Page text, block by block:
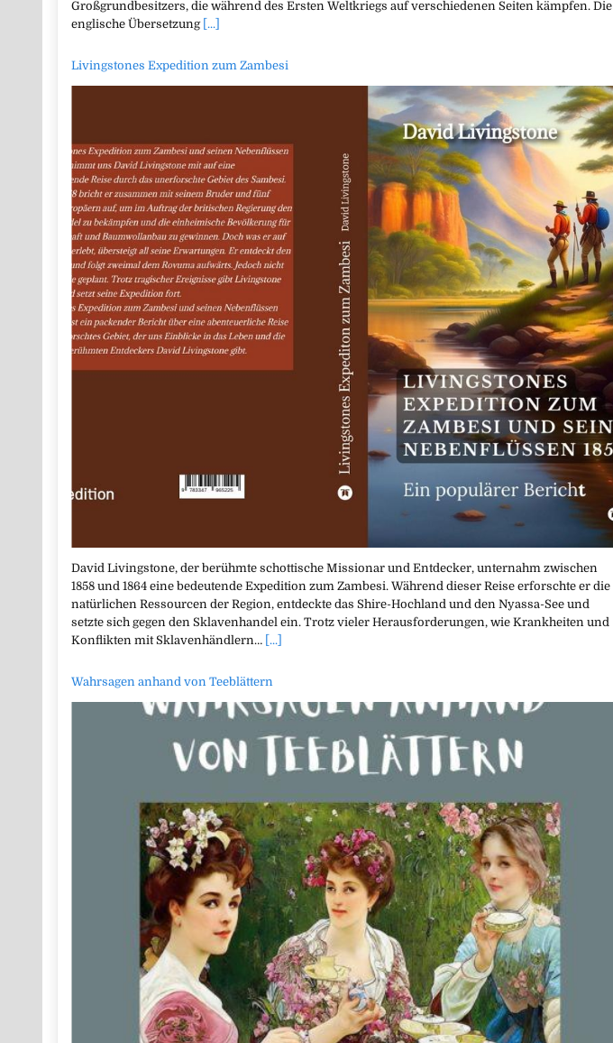
Großgrundbesitzers, die während des Ersten Weltkriegs auf verschiedenen Seiten kämpfen. Die
englische Übersetzung [...]
Livingstones Expedition zum Zambesi
David Livingstone, der berühmte schottische Missionar und Entdecker, unternahm zwischen
1858 und 1864 eine bedeutende Expedition zum Zambesi. Während dieser Reise erforschte er die
natürlichen Ressourcen der Region, entdeckte das Shire-Hochland und den Nyassa-See und
setzte sich gegen den Sklavenhandel ein. Trotz vieler Herausforderungen, wie Krankheiten und
Konflikten mit Sklavenhändlern… [...]
Wahrsagen anhand von Teeblättern